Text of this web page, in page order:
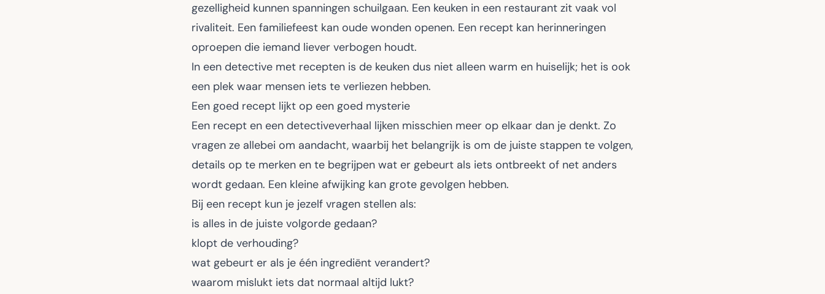
gezelligheid kunnen spanningen schuilgaan. Een keuken in een restaurant zit vaak vol
rivaliteit. Een familiefeest kan oude wonden openen. Een recept kan herinneringen
oproepen die iemand liever verbogen houdt.
In een detective met recepten is de keuken dus niet alleen warm en huiselijk; het is ook
een plek waar mensen iets te verliezen hebben.
Een goed recept lijkt op een goed mysterie
Een recept en een detectiveverhaal lijken misschien meer op elkaar dan je denkt. Zo
vragen ze allebei om aandacht, waarbij het belangrijk is om de juiste stappen te volgen,
details op te merken en te begrijpen wat er gebeurt als iets ontbreekt of net anders
wordt gedaan. Een kleine afwijking kan grote gevolgen hebben.
Bij een recept kun je jezelf vragen stellen als:
is alles in de juiste volgorde gedaan?
klopt de verhouding?
wat gebeurt er als je één ingrediënt verandert?
waarom mislukt iets dat normaal altijd lukt?